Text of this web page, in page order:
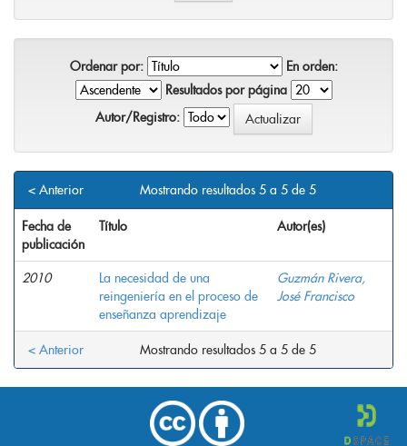
Ordenar por:
En orden:
Resultados por página
Autor/Registro:
Mostrando resultados 5 a 5 de 5
< Anterior
Fecha de
publicación
Título Autor(es)
2010
La necesidad de una
reingeniería en el proceso de
enseñanza aprendizaje
Guzmán Rivera,
José Francisco
Mostrando resultados 5 a 5 de 5
< Anterior